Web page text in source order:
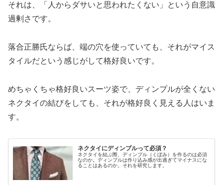
それは、「人からダサいと思われたくない」という自意識
過剰さです。
落合正勝氏ならば、端の穴を使っていても、それがマイス
タイルだという感じがして格好良いです。
めちゃくちゃ格好良いスーツ姿で、ディンプルが全くない
ネクタイの結びをしても、それが格好良く見える人はいま
す。
ネクタイにディンプルって必須？
ネクタイを結ぶ際、ディンプル（くぼみ）を作るのは必須
なのか。ディンプルは作り込み感が出過ぎてマイナスにな
ることはあるのか。それを研究します。